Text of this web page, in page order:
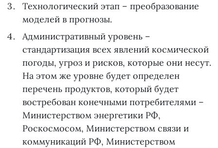
Технологический этап – преобразование
моделей в прогнозы.
Административный уровень –
стандартизация всех явлений космической
погоды, угроз и рисков, которые они несут.
На этом же уровне будет определен
перечень продуктов, который будет
востребован конечными потребителями –
Министерством энергетики РФ,
Роскосмосом, Министерством связи и
коммуникаций РФ, Министерством